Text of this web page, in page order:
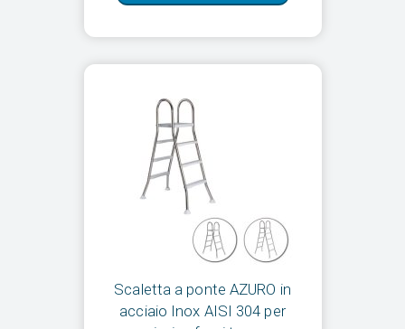
Scaletta a ponte AZURO in
acciaio Inox AISI 304 per